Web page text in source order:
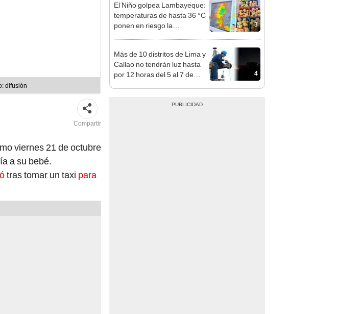
difusión
Compartir
viernes 21 de octubre
a su bebé.
tras tomar un taxi para
3
El Niño golpea Lambayeque:
temperaturas de hasta 36 °C
ponen en riesgo la
4
Más de 10 distritos de Lima y
Callao no tendrán luz hasta
por 12 horas del 5 al 7 de